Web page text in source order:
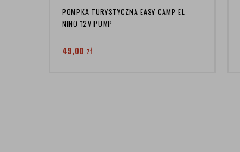
POMPKA TURYSTYCZNA EASY CAMP EL
NINO 12V PUMP
49,00 zł